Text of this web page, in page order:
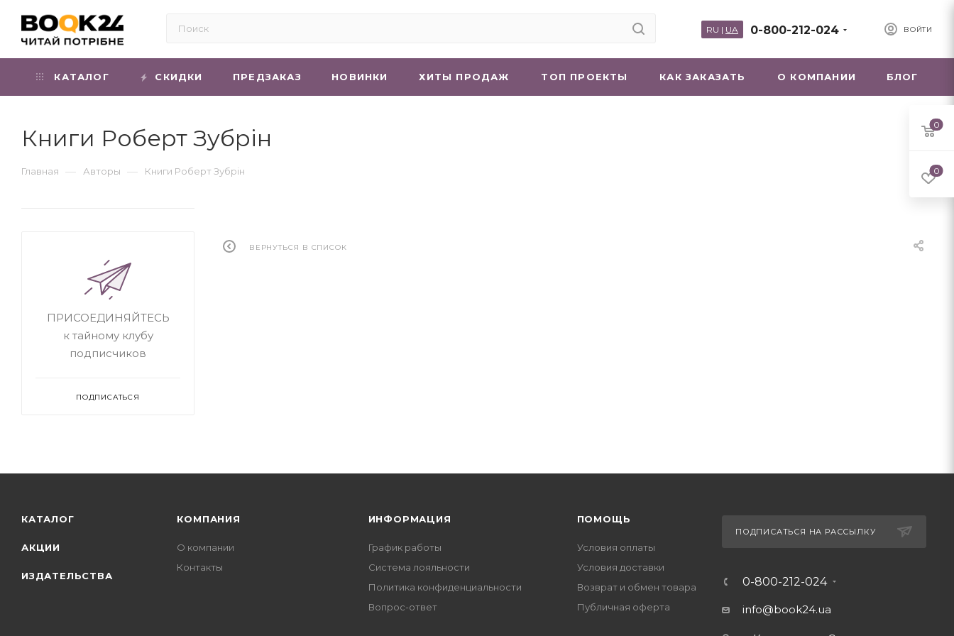
ВОЙТИ
0-800-212-024
RU | UA
КАТАЛОГ СКИДКИ ПРЕДЗАКАЗ НОВИНКИ ХИТЫ ПРОДАЖ ТОП ПРОЕКТЫ КАК ЗАКАЗАТЬ О КОМПАНИИ БЛОГ
Книги Роберт Зубрін
Главная — Авторы — Книги Роберт Зубрін
ВЕРНУТЬСЯ В СПИСОК
ПРИСОЕДИНЯЙТЕСЬ
к тайному клубу
подписчиков
ПОДПИСАТЬСЯ
КАТАЛОГ
АКЦИИ
ИЗДАТЕЛЬСТВА
КОМПАНИЯ
О компании
Контакты
ИНФОРМАЦИЯ
График работы
Система лояльности
Политика конфиденциальности
Вопрос-ответ
ПОМОЩЬ
Условия оплаты
Условия доставки
Возврат и обмен товара
Публичная оферта
ПОДПИСАТЬСЯ НА РАССЫЛКУ
0-800-212-024
info@book24.ua
0
0